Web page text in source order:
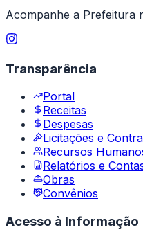
Acompanhe a Prefeitura
Transparência
Portal
Receitas
Despesas
Licitações e
Recursos
Relatórios e
Obras
Convênios
Acesso à Informação